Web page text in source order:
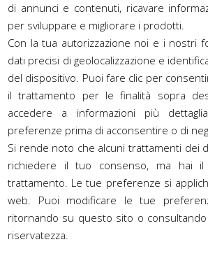
di annunci e contenuti, ricavare
per sviluppare e migliorare i prodotti.
Con la tua autorizzazione noi e i nostri
dati precisi di geolocalizzazione e
del dispositivo. Puoi fare clic per
il trattamento per le finalità sopra
accedere a informazioni più
preferenze prima di acconsentire o di
Si rende noto che alcuni trattamenti dei
richiedere il tuo consenso, ma hai
trattamento. Le tue preferenze si
web. Puoi modificare le tue
ritornando su questo sito o
riservatezza.